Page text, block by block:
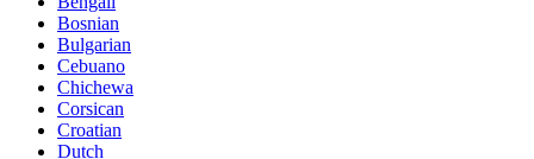
Bosnian
Bulgarian
Cebuano
Chichewa
Corsican
Croatian
Dutch